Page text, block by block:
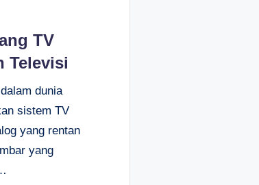
TV
Televisi
dunia
sistem TV
yang rentan
yang